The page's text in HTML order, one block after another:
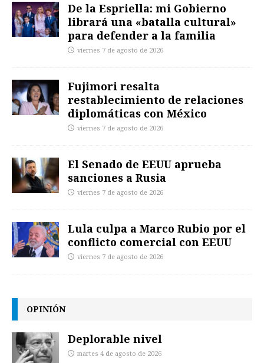
De la Espriella: mi Gobierno
librará una «batalla cultural»
para defender a la familia
viernes 7 de agosto de 2026
Fujimori resalta
restablecimiento de relaciones
diplomáticas con México
viernes 7 de agosto de 2026
El Senado de EEUU aprueba
sanciones a Rusia
viernes 7 de agosto de 2026
Lula culpa a Marco Rubio por el
conflicto comercial con EEUU
viernes 7 de agosto de 2026
OPINIÓN
Deplorable nivel
martes 4 de agosto de 2026